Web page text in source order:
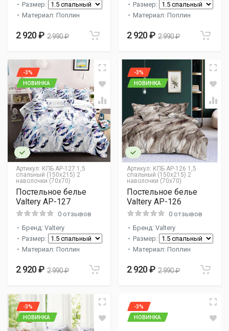
Размер:
Материал: Поплин
2 920 ₽ 2 990 ₽
Размер:
Материал: Поплин
2 920 ₽ 2 990 ₽
Артикул: КПБ AP-127 1,5
спальный (150х215) 2
наволочки (70х70)
-3%
НОВИНКА
Постельное белье
Valtery AP-127
0 отзывов
Бренд: Valtery
Размер:
Материал: Поплин
2 920 ₽ 2 990 ₽
Артикул: КПБ AP-126 1,5
спальный (150х215) 2
наволочки (70х70)
-3%
НОВИНКА
Постельное белье
Valtery AP-126
0 отзывов
Бренд: Valtery
Размер:
Материал: Поплин
2 920 ₽ 2 990 ₽
-3%
НОВИНКА
-3%
НОВИНКА